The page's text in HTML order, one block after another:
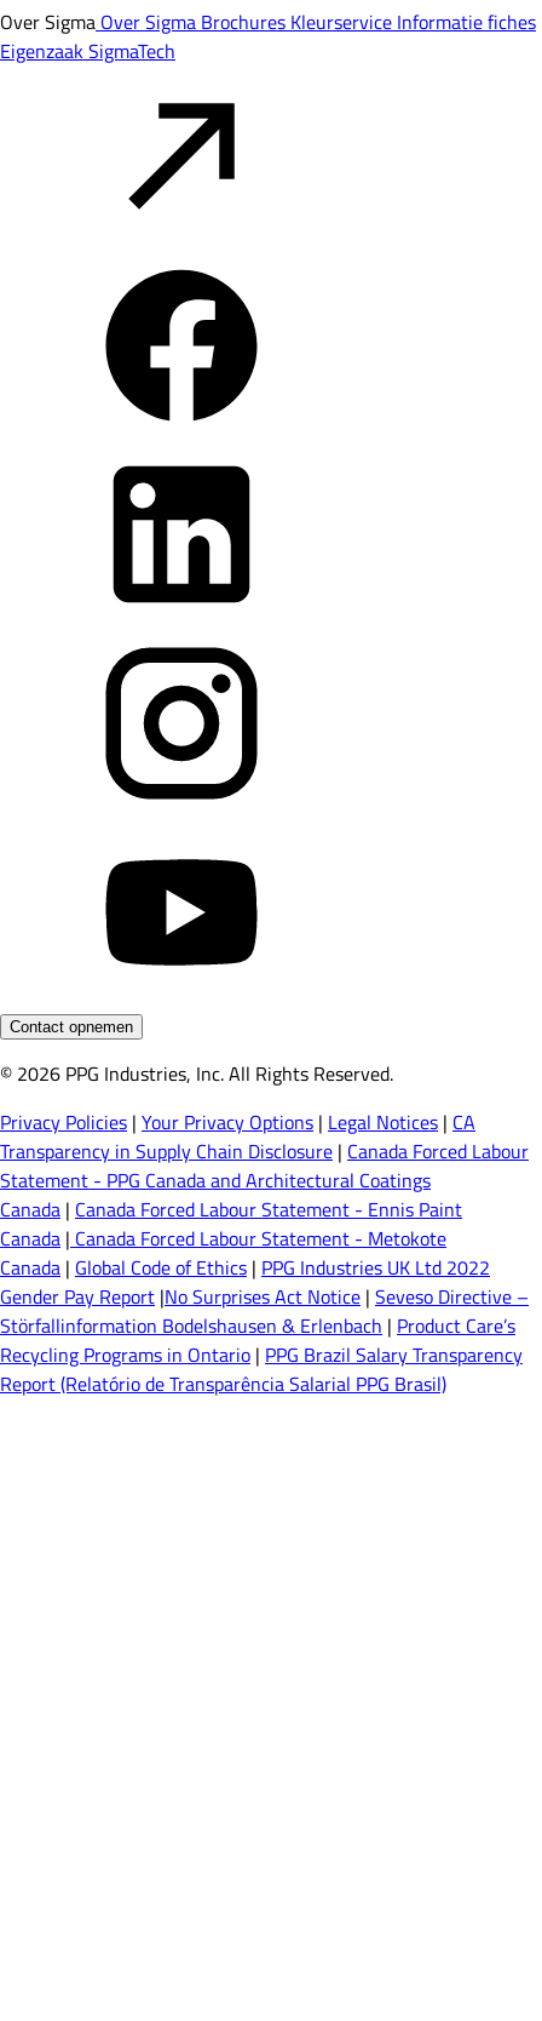
Over Sigma Over Sigma Brochures Kleurservice Informatie fiches
EigenzaakSigmaTech
Contact opnemen
© 2026 PPG Industries, Inc. All Rights Reserved.
Privacy Policies | Your Privacy Options | Legal Notices | CA
Transparency in Supply Chain Disclosure | Canada Forced Labour
Statement - PPG Canada and Architectural Coatings
Canada | Canada Forced Labour Statement - Ennis Paint
Canada | Canada Forced Labour Statement - Metokote
Canada | Global Code of Ethics | PPG Industries UK Ltd 2022
Gender Pay Report |No Surprises Act Notice | Seveso Directive –
Störfallinformation Bodelshausen & Erlenbach | Product Care’s
Recycling Programs in Ontario | PPG Brazil Salary Transparency
Report (Relatório de Transparência Salarial PPG Brasil)